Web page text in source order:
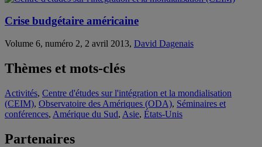
Crise budgétaire américaine
Volume 6, numéro 2, 2 avril 2013, David Dagenais
Thèmes et mots-clés
Activités, Centre d'études sur l'intégration et la mondialisation
(CEIM), Observatoire des Amériques (ODA), Séminaires et
conférences, Amérique du Sud, Asie, États-Unis
Partenaires